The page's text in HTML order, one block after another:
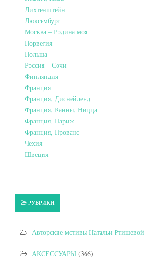
Лихтенштейн
Люксембург
Москва – Родина моя
Норвегия
Польша
Россия – Сочи
Финляндия
Франция
Франция, Диснейленд
Франция, Канны, Ницца
Франция, Париж
Франция, Прованс
Чехия
Швеция
РУБРИКИ
Авторские мотивы Натальи Ртищевой
АКСЕССУАРЫ (366)